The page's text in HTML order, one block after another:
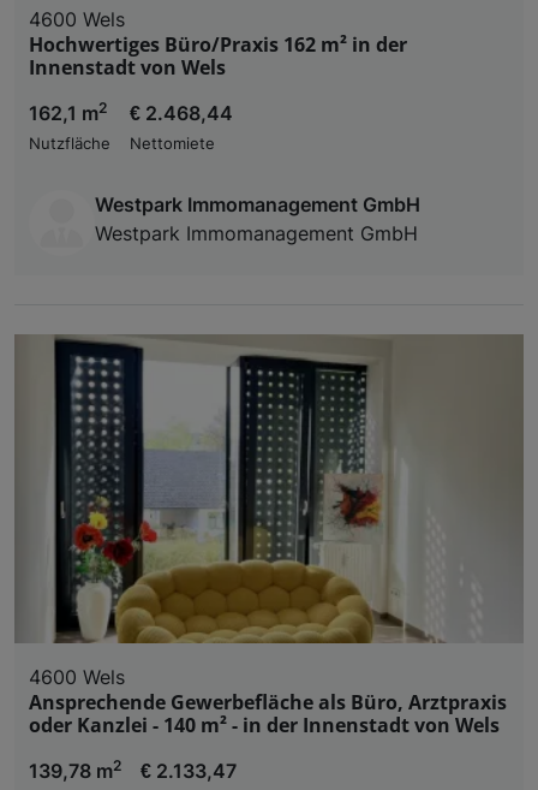
4600 Wels
Hochwertiges Büro/Praxis 162 m² in der
Innenstadt von Wels
162,1 m2
Nutzfläche
€ 2.468,44
Nettomiete
Westpark Immomanagement GmbH
Westpark Immomanagement GmbH
4600 Wels
Ansprechende Gewerbefläche als Büro, Arztpraxis
oder Kanzlei - 140 m² - in der Innenstadt von Wels
139,78 m2
€ 2.133,47